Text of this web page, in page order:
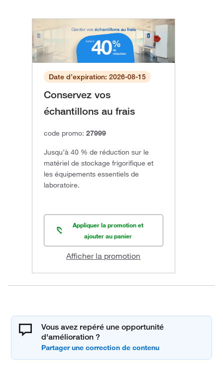
Date d’expiration: 2026-08-15
Conservez vos
échantillons au frais
code promo: 27999
Jusqu’à 40 % de réduction sur le
matériel de stockage frigorifique et
les équipements essentiels de
laboratoire.
Appliquer la promotion et
ajouter au panier
Afficher la promotion
Vous avez repéré une opportunité
d'amélioration ?